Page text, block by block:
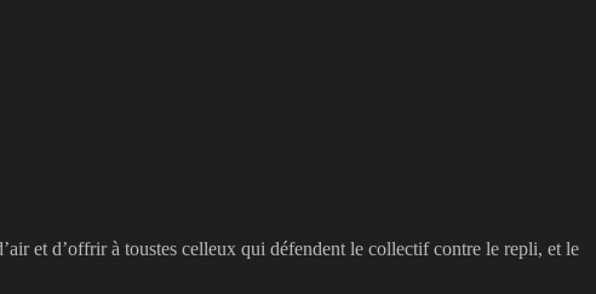
et d’offrir à toustes celleux qui défendent le collectif contre le repli, et le